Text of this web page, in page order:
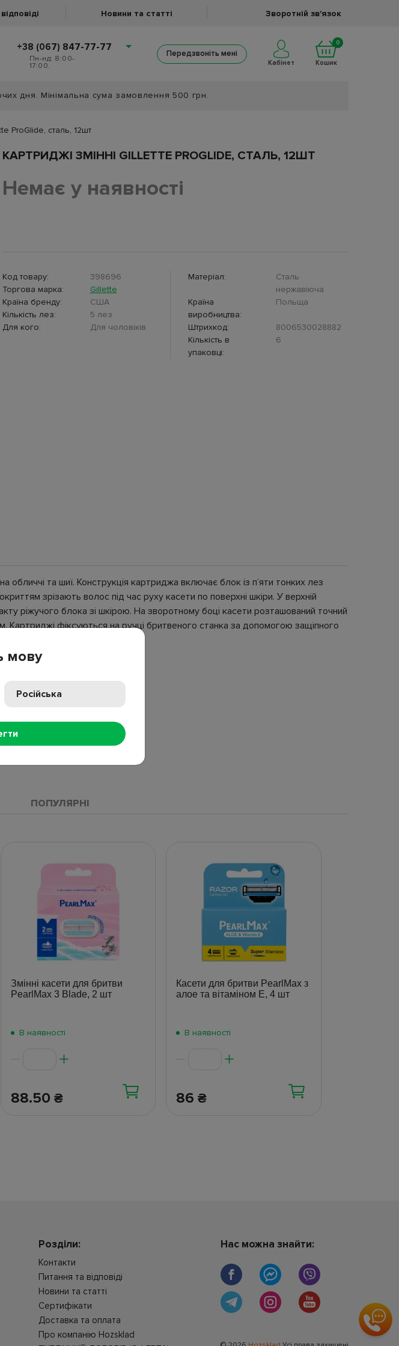
Новини та статті Зворотній зв'язок
+38 (067) 847-77-77
Пн-нд: 8:00-
17:00.
Передзвоніть мені
Кабінет
0
Кошик
дня. Мінімальна сума замовлення 500 грн.
ProGlide, сталь, 12шт
КАРТРИДЖІ ЗМІННІ GILLETTE PROGLIDE, СТАЛЬ, 12ШТ
Немає у наявності
Код товару:
398696
Торгова марка:
Gillette
Країна бренду:
США
Кількість лез:
5 лез
Для кого:
Для чоловіків
Матеріал:
Сталь
нержавіюча
Країна
виробництва:
Польща
Штрихкод:
8006530028882
Кількість в
упаковці:
6
обличчі та шиї. Конструкція картриджа включає блок із п’яти тонких лез
зрізають волос під час руху касети по поверхні шкіри. У верхній
ріжучого блока зі шкірою. На зворотному боці касети розташований точний
Картриджі фіксуються на ручці бритвеного станка за допомогою защіпного
ПОПУЛЯРНІ
Змінні касети для бритви
PearlMax 3 Blade, 2 шт
В наявності
88.50 ₴
Касети для бритви PearlMax з
алое та вітаміном Е, 4 шт
В наявності
86₴
мову
Російська
Розділи:
Контакти
Питання та відповіді
Новини та статті
Cертифікати
Доставка та оплата
Про компанію Hozsklad
Нас можна знайти: